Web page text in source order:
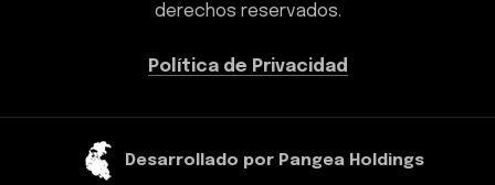
derechos reservados.
Política de Privacidad
Desarrollado por Pangea Holdings